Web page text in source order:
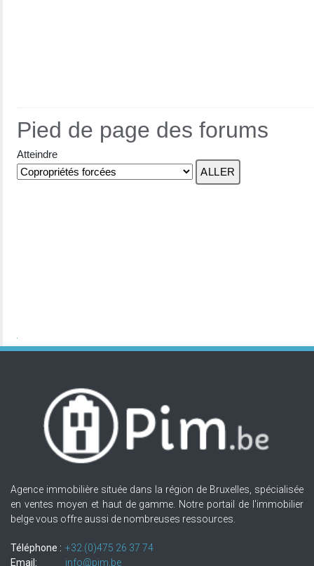
Pied de page des forums
Atteindre
Agence immobilière située dans la région de Bruxelles, spécialisée
en ventes moyen et haut de gamme. Notre portail de l'immobilier
belge vous offre aussi de nombreuses ressources.
Téléphone : +32.(0)475 26 37 74
Email:
info@pim.be